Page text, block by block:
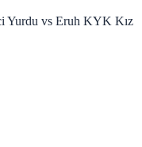
Yurdu vs Eruh KYK Kız